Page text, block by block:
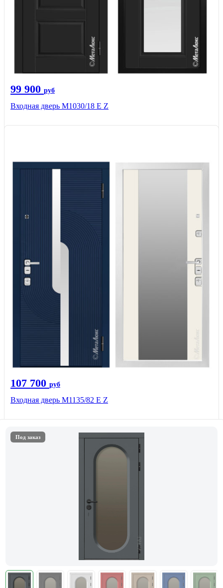
99 900 руб
Входная дверь М1030/18 E Z
107 700 руб
Входная дверь М1135/82 Е Z
Под заказ